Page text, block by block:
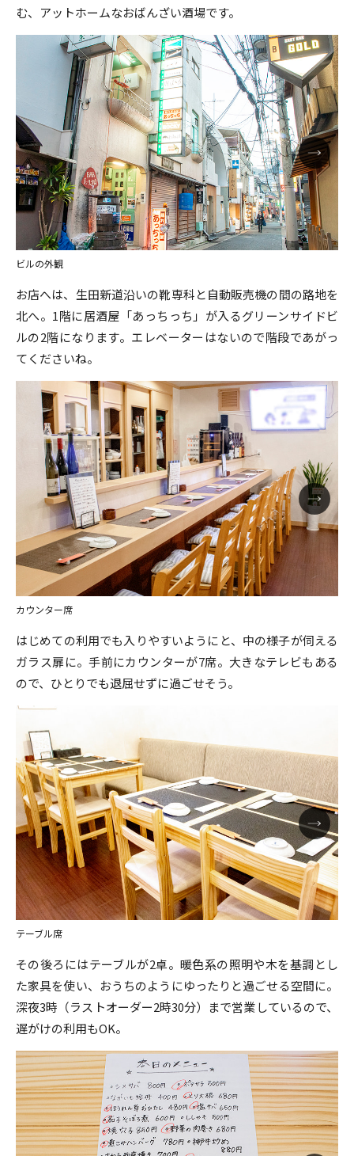
む、アットホームなおばんざい酒場です。
ビルの外観
お店へは、生田新道沿いの靴専科と自動販売機の間の路地を
北へ。1階に居酒屋「あっちっち」が入るグリーンサイドビ
ルの2階になります。エレベーターはないので階段であがっ
てくださいね。
カウンター席
はじめての利用でも入りやすいようにと、中の様子が伺える
ガラス扉に。手前にカウンターが7席。大きなテレビもある
ので、ひとりでも退屈せずに過ごせそう。
テーブル席
その後ろにはテーブルが2卓。暖色系の照明や木を基調とし
た家具を使い、おうちのようにゆったりと過ごせる空間に。
深夜3時（ラストオーダー2時30分）まで営業しているので、
遅がけの利用もOK。